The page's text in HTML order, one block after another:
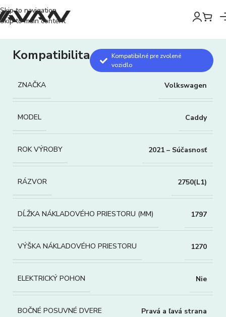
Skip to navigation
Skip to main content
Kompatibilita
Kompatibilné pre zvolené
vozidlo
ZNAČKA Volkswagen
MODEL Caddy
ROK VÝROBY 2021 – Súčasnosť
RÁZVOR 2750(L1)
DĹŽKA NÁKLADOVÉHO PRIESTORU (MM) 1797
VÝŠKA NÁKLADOVÉHO PRIESTORU 1270
ELEKTRICKÝ POHON Nie
BOČNÉ POSUVNÉ DVERE Pravá a ľavá strana